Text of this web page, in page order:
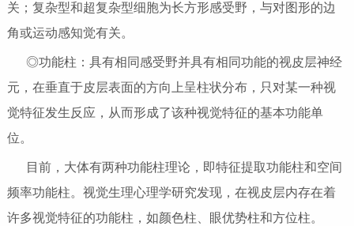
关；复杂型和超复杂型细胞为长方形感受野，与对图形的边
角或运动感知觉有关。
◎功能柱：具有相同感受野并具有相同功能的视皮层神经
元，在垂直于皮层表面的方向上呈柱状分布，只对某一种视
觉特征发生反应，从而形成了该种视觉特征的基本功能单
位。
目前，大体有两种功能柱理论，即特征提取功能柱和空间
频率功能柱。视觉生理心理学研究发现，在视皮层内存在着
许多视觉特征的功能柱，如颜色柱、眼优势柱和方位柱。